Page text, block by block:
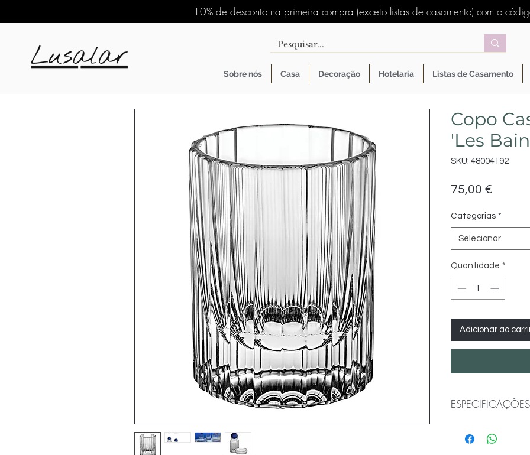
10% de desconto na primeira compra (exceto listas de casamento) com o
Copo
'Les
SKU: 48004192
75,00 €
Categorias *
Selecionar
Quantidade *
Adicionar ao
ESPECIFICAÇÕES
Tipo de peça:
Sobre nós Casa Decoração Hotelaria Listas de Casamento